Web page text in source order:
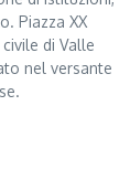
Piazza XX
di Valle
nel versante